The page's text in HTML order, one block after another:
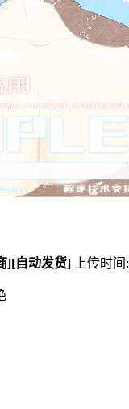
][自动发货] 上传时间: